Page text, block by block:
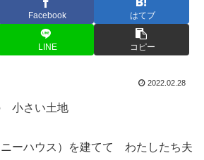
Facebook はてブ
LINE コピー
2022.02.28
小さい土地
ーハウス）を建てて わたしたち夫